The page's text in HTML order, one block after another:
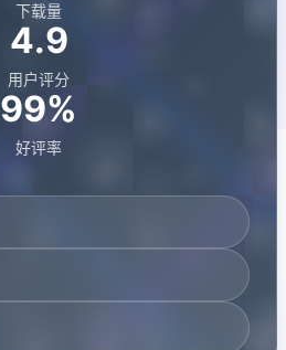
下载量
4.9
用户评分
99%
好评率